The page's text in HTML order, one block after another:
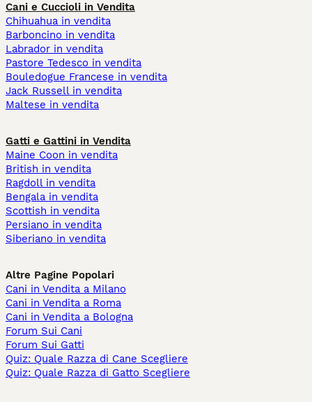
Cani e Cuccioli in Vendita
Chihuahua in vendita
Barboncino in vendita
Labrador in vendita
Pastore Tedesco in vendita
Bouledogue Francese in vendita
Jack Russell in vendita
Maltese in vendita
Gatti e Gattini in Vendita
Maine Coon in vendita
British in vendita
Ragdoll in vendita
Bengala in vendita
Scottish in vendita
Persiano in vendita
Siberiano in vendita
Altre Pagine Popolari
Cani in Vendita a Milano
Cani in Vendita a Roma
Cani in Vendita a Bologna
Forum Sui Cani
Forum Sui Gatti
Quiz: Quale Razza di Cane Scegliere
Quiz: Quale Razza di Gatto Scegliere